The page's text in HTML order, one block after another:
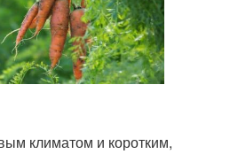
климатом и коротким,